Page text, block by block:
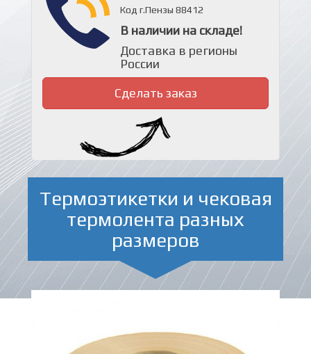
Код г.Пензы 88412
В наличии на складе!
Доставка в регионы
России
Сделать заказ
Термоэтикетки и чековая
термолента разных
размеров